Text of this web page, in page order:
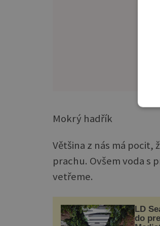
Mokrý hadřík
Většina z nás má
prachu. Ovšem voda s
vetřeme.
LD
do